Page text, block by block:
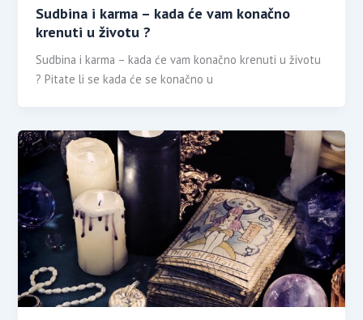
Sudbina i karma – kada će vam konačno
krenuti u životu ?
Sudbina i karma – kada će vam konačno krenuti u životu
? Pitate li se kada će se konačno u